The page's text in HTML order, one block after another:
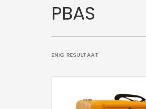
PBAS
ENIG RESULTAAT